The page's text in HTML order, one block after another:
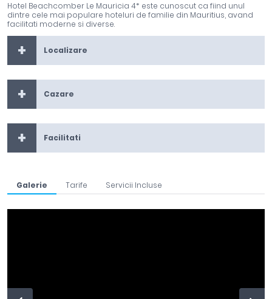
Hotel Beachcomber Le Mauricia 4* este cunoscut ca fiind unul
dintre cele mai populare hoteluri de familie din Mauritius, avand
facilitati moderne si diverse.
Localizare
Cazare
Facilitati
Galerie Tarife Servicii Incluse